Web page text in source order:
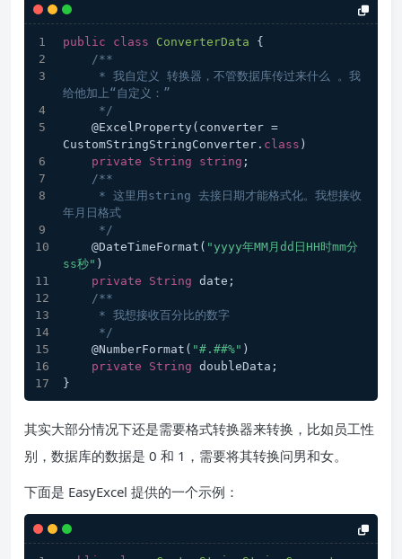
public class ConverterData
{
/**
给他加上“自定义：”
     */
CustomStringStringConverter. class )
private
String string ;
/**
年月日格式
     */
    @DateTimeFormat(
"yyyy年MM月dd日HH时mm分
ss秒" )
private
String date;
/**
     * 我想接收百分比的数字
     */
    @NumberFormat(
"#.##%" )
private
String doubleData;
}
其实大部分情况下还是需要格式转换器来转换，比如员工性
别，数据库的数据是 0 和 1，需要将其转换问男和女。
下面是 EasyExcel 提供的一个示例：